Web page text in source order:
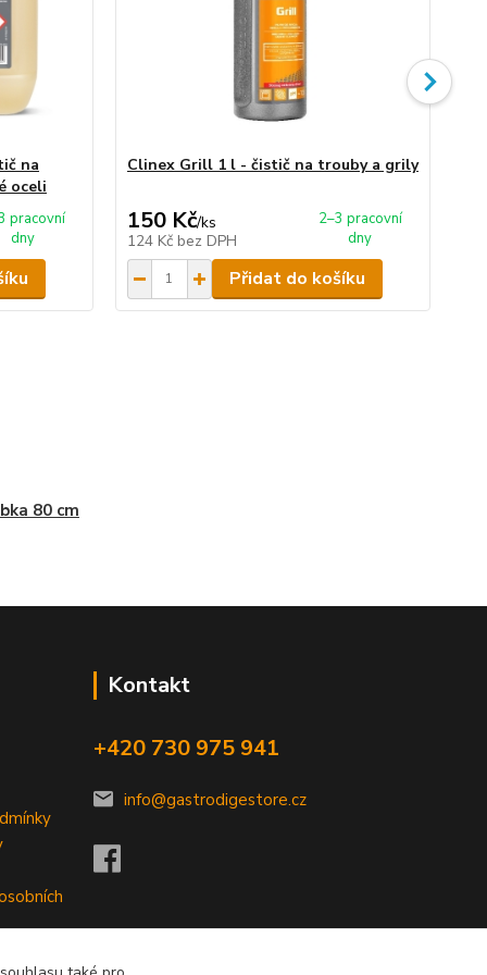
na
oceli
pracovní
dny
Clinex Grill 1 l - čistič na trouby a grily
150 Kč/ks
124 Kč bez DPH
2–3 pracovní
dny
Přidat do košíku
80 cm
Kontakt
+420 730 975 941
info@gastrodigestore.cz